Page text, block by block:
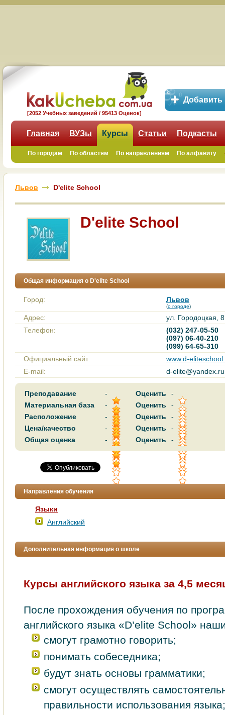
Добавить
[2052 Учебных заведений / 95413 Оценок]
Главная ВУЗы Курсы Статьи Подкасты
По городам По областям По направлениям По алфавиту
Львов D'elite School
D'elite School
Общая информация о D'elite School
Город: Львов
(о городе)
Адрес:
ул. Городоцкая,
Телефон:
(032) 247-05-50
(097) 06-40-210
(099) 64-65-310
Официальный сайт:
www.d-
E-mail:
d-elite@yandex.ru
Преподавание - Оценить
-
Материальная база
- Оценить
-
Расположение
- Оценить
-
Цена/качество
- Оценить
-
Общая оценка
- Оценить -
Направления обучения
Языки
Английский
Дополнительная информация о школе
Курсы английского языка за 4,5
После прохождения обучения по
английского языка «D’elite School»
смогут грамотно говорить;
понимать собеседника;
будут знать основы грамматики;
смогут осуществлять
правильности использования языка;